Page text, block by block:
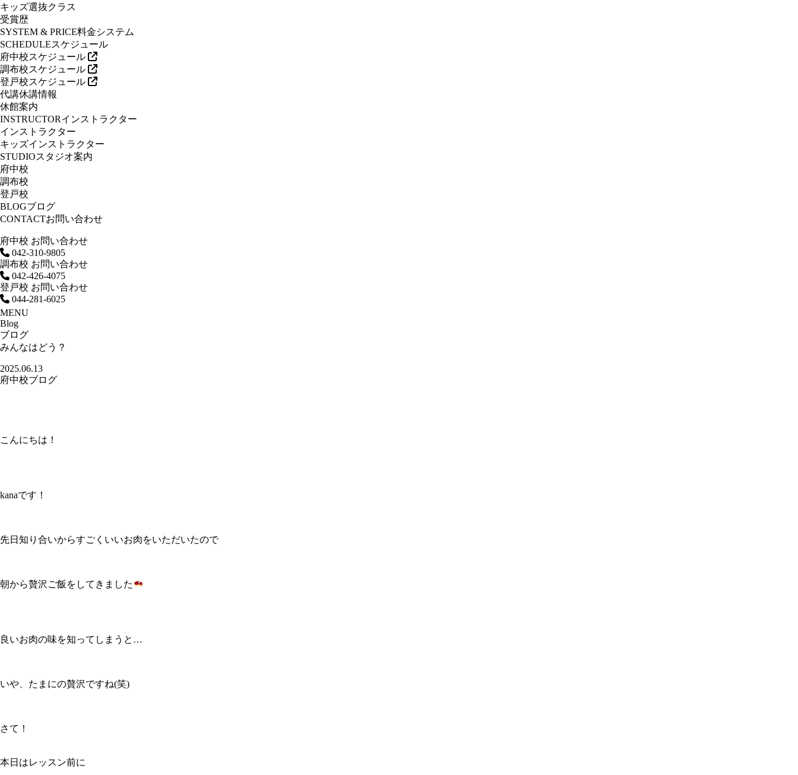
キッズ選抜クラス
受賞歴
SYSTEM & PRICE料金システム
SCHEDULEスケジュール
府中校スケジュール
調布校スケジュール
登戸校スケジュール
代講休講情報
休館案内
INSTRUCTORインストラクター
インストラクター
キッズインストラクター
STUDIOスタジオ案内
府中校
調布校
登戸校
BLOGブログ
CONTACTお問い合わせ
府中校 お問い合わせ
042-310-9805
調布校 お問い合わせ
042-426-4075
登戸校 お問い合わせ
044-281-6025
MENU
Blog
ブログ
みんなはどう？
2025.06.13
府中校ブログ
こんにちは！
kanaです！
先日知り合いからすごくいいお肉をいただいたので
朝から贅沢ご飯をしてきました
良いお肉の味を知ってしまうと…
いや、たまにの贅沢ですね(笑)
さて！
本日はレッスン前に